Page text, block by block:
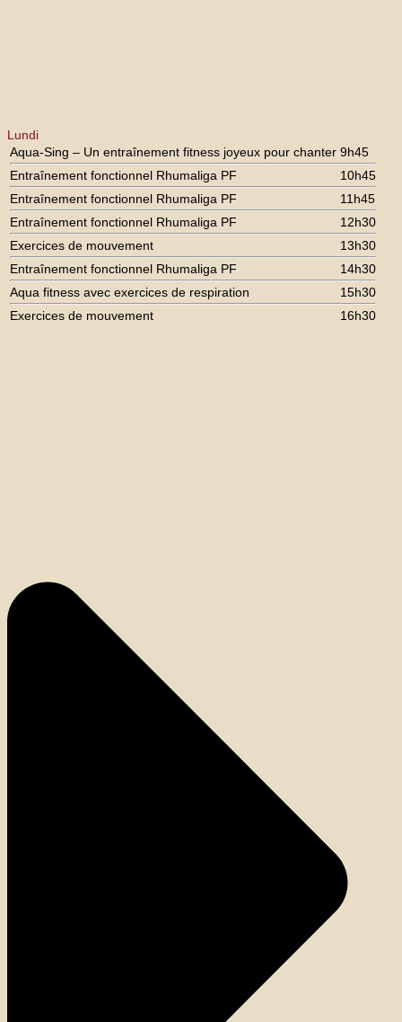
Lundi
Aqua-Sing – Un entraînement fitness joyeux pour chanter 9h45
Entraînement fonctionnel Rhumaliga PF
10h45
Entraînement fonctionnel Rhumaliga PF
11h45
Entraînement fonctionnel Rhumaliga PF
12h30
Exercices de mouvement
13h30
Entraînement fonctionnel Rhumaliga PF
14h30
Aqua fitness avec exercices de respiration
15h30
Exercices de mouvement
16h30